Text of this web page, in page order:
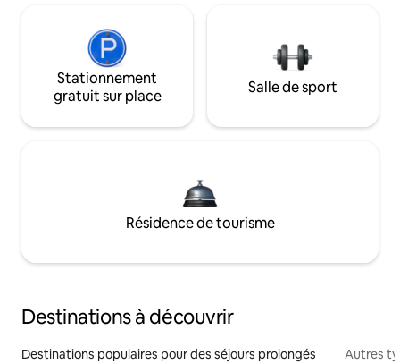
Stationnement
gratuit sur place
Salle de sport
Résidence de tourisme
Destinations à découvrir
Destinations populaires pour des séjours prolongés Autres